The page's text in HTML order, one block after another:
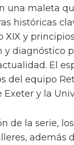
una maleta
históricas
XIX y
y diagnóstico
El
del equipo
Exeter y la
de la serie,
además